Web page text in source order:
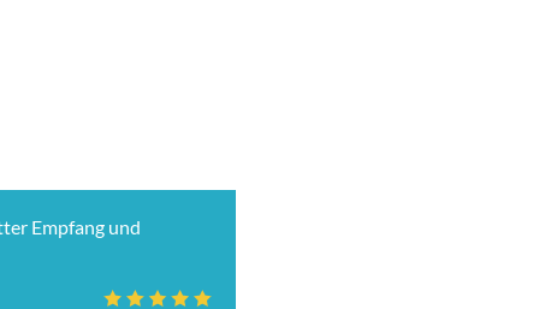
Empfang und